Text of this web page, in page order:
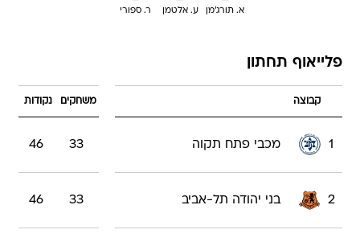
ר. ספורי ע. אלטמן א. תורג'מן
פלייאוף תחתון
קבוצה משחקים נקודות
1 מכבי פתח תקוה 33
46
2 בני יהודה תל-אביב 33
46